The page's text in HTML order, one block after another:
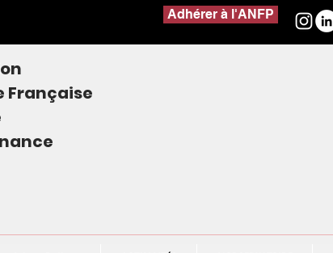
Adhérer à l'ANFP
Française